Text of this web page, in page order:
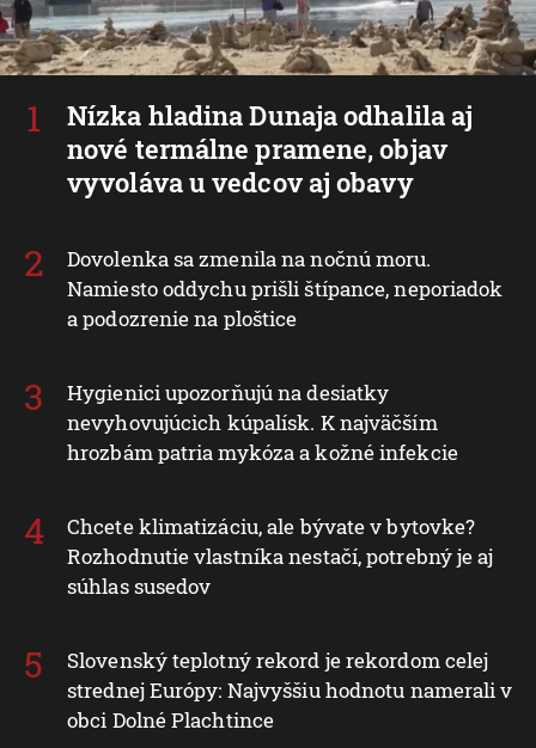
Nízka hladina Dunaja odhalila aj
nové termálne pramene, objav
vyvoláva u vedcov aj obavy
Dovolenka sa zmenila na nočnú moru.
Namiesto oddychu prišli štípance, neporiadok
a podozrenie na ploštice
Hygienici upozorňujú na desiatky
nevyhovujúcich kúpalísk. K najväčším
hrozbám patria mykóza a kožné infekcie
Chcete klimatizáciu, ale bývate v bytovke?
Rozhodnutie vlastníka nestačí, potrebný je aj
súhlas susedov
Slovenský teplotný rekord je rekordom celej
strednej Európy: Najvyššiu hodnotu namerali v
obci Dolné Plachtince